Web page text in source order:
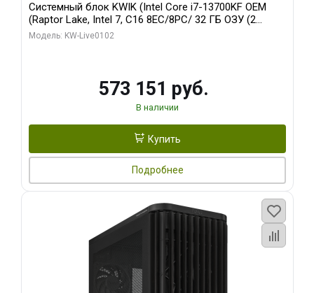
Системный блок KWIK (Intel Core i7-13700KF OEM
(Raptor Lake, Intel 7, C16 8EC/8PC/ 32 ГБ ОЗУ (2
модуля)/ Afox RTX4090 24GB GDDR6X 384-Bit 3xDP
Модель: KW-Live0102
573 151 руб.
В наличии
Купить
Подробнее